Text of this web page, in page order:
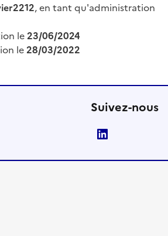
, en tant qu'administration
le23/06/2024
le28/03/2022
Suivez-nous